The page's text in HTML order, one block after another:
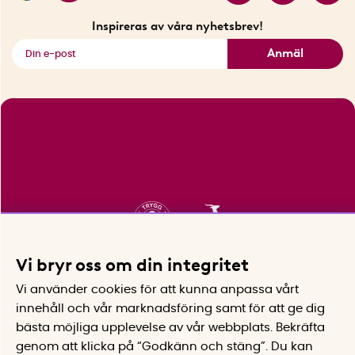
Inspireras av våra nyhetsbrev!
Anmäl
Vi bryr oss om din integritet
Vi använder cookies för att kunna anpassa vårt
innehåll och vår marknadsföring samt för att ge dig
bästa möjliga upplevelse av vår webbplats.
Bekräfta
genom att klicka på “Godkänn och stäng”. Du kan